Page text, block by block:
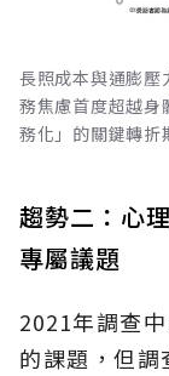
長照成本與通膨壓
務焦慮首度超越身
務化」的關鍵轉折
趨勢二：心
專屬議題
2021年調查
的課題，但